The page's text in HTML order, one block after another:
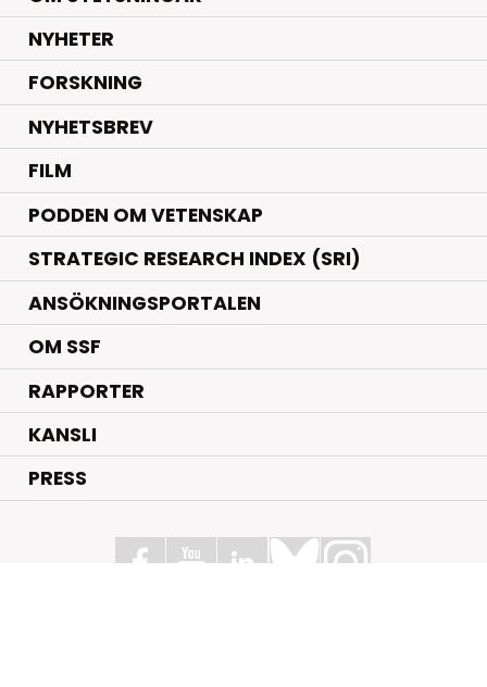
NYHETER.
FORSKNING.
NYHETSBREV
FILM
PODDEN OM VETENSKAP
STRATEGIC RESEARCH INDEX (SRI)
ANSÖKNINGSPORTALEN
OM SSF
RAPPORTER
KANSLI
PRESS